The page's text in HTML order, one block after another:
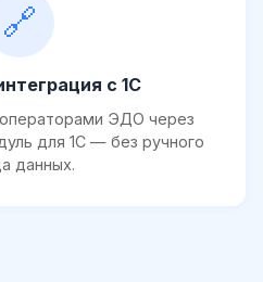
🔗
с 1С
ЭДО через
для 1С — без ручного
данных.